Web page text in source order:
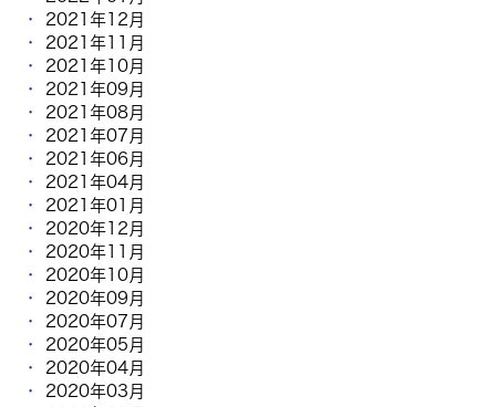
2021年12月
2021年11月
2021年10月
2021年09月
2021年08月
2021年07月
2021年06月
2021年04月
2021年01月
2020年12月
2020年11月
2020年10月
2020年09月
2020年07月
2020年05月
2020年04月
2020年03月